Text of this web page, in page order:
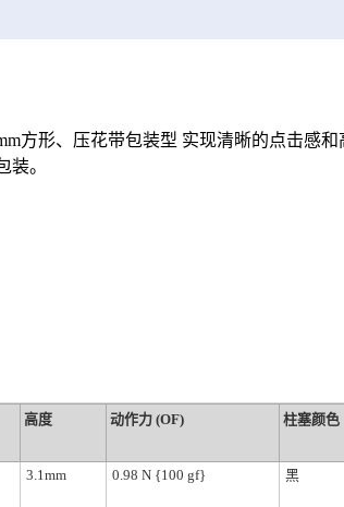
方形、压花带包装型 实现清晰的点击感
装。
高度 动作力 (OF) 柱塞颜色
3.1mm 0.98 N {100 gf} 黑